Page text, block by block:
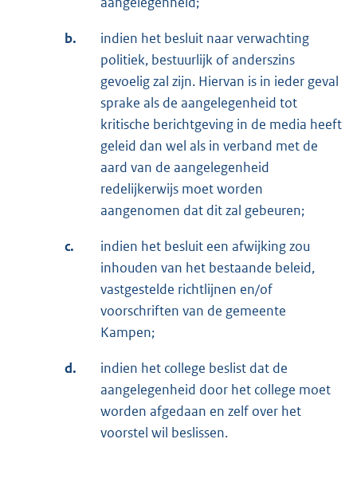
b.
indien het besluit naar verwachting
politiek, bestuurlijk of anderszins
gevoelig zal zijn. Hiervan is in ieder geval
sprake als de aangelegenheid tot
kritische berichtgeving in de media heeft
geleid dan wel als in verband met de
aard van de aangelegenheid
redelijkerwijs moet worden
aangenomen dat dit zal gebeuren;
c.
indien het besluit een afwijking zou
inhouden van het bestaande beleid,
vastgestelde richtlijnen en/of
voorschriften van de gemeente
Kampen;
d.
indien het college beslist dat de
aangelegenheid door het college moet
worden afgedaan en zelf over het
voorstel wil beslissen.